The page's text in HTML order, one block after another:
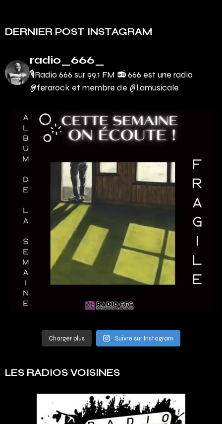
DERNIER POST INSTAGRAM
radio_666_
🎙Radio 666 sur 99.1 FM 📻666 est une radio
@ferarock et membre de @l.amusicale
Charger plus Suivre sur Instagram
LES RADIOS VOISINES